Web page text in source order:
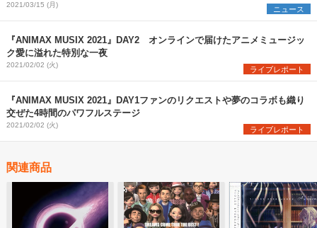
2021/03/15 (月) ニュース
『ANIMAX MUSIX 2021』DAY2 オンラインで届けたアニメミュージッ
ク愛に溢れた特別な一夜
2021/02/02 (火) ライブレポート
『ANIMAX MUSIX 2021』DAY1ファンのリクエストや夢のコラボも織り
交ぜた4時間のパワフルステージ
2021/02/02 (火) ライブレポート
関連商品